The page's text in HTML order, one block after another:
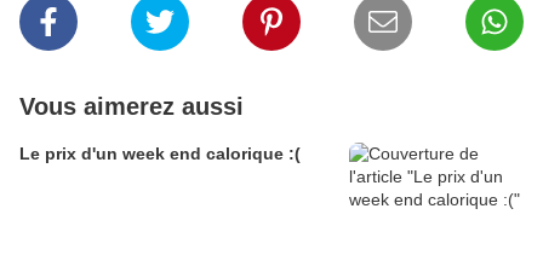
Vous aimerez aussi
Le prix d'un week end calorique :(